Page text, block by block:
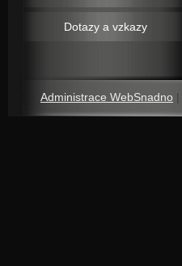
Dotazy a vzkazy
Administrace WebSnadno |